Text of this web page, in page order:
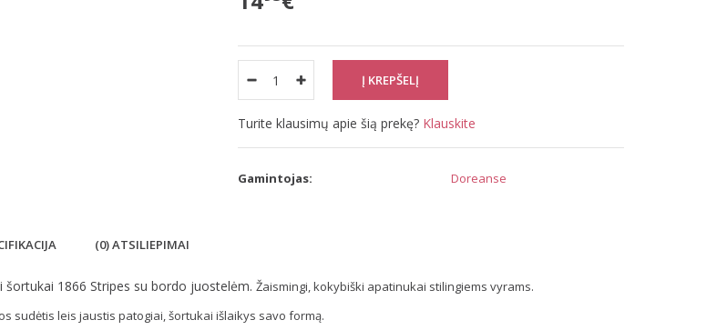
Turite klausimų apie šią prekę? Klauskite
Gamintojas: Doreanse
(0) ATSILIEPIMAI
šortukai 1866 Stripes su bordo juostelėm. Žaismingi, kokybiški apatinukai stilingiems vyrams.
sudėtis leis jaustis patogiai, šortukai išlaikys savo formą.